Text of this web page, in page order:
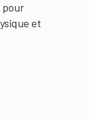
pour
et